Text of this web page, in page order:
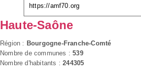
https://amf70.org
Haute-Saône
Région : Bourgogne-Franche-Comté
Nombre de communes :539
Nombre d'habitants :244305